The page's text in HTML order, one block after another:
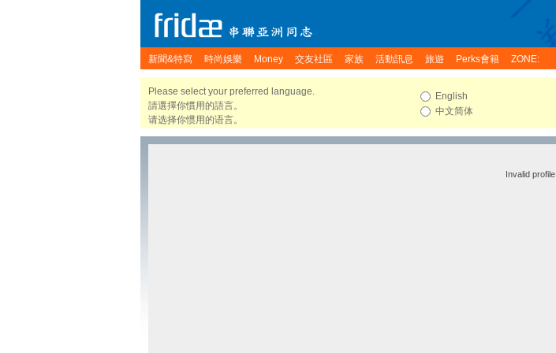
新聞&特寫 時尚娛樂 Money 交友社區 家族 活動訊息 旅遊 Perks會籍 ZONE:
Please select your preferred language.
請選擇你慣用的語言。
请选择你惯用的语言。
English
中文简体
Invalid profile